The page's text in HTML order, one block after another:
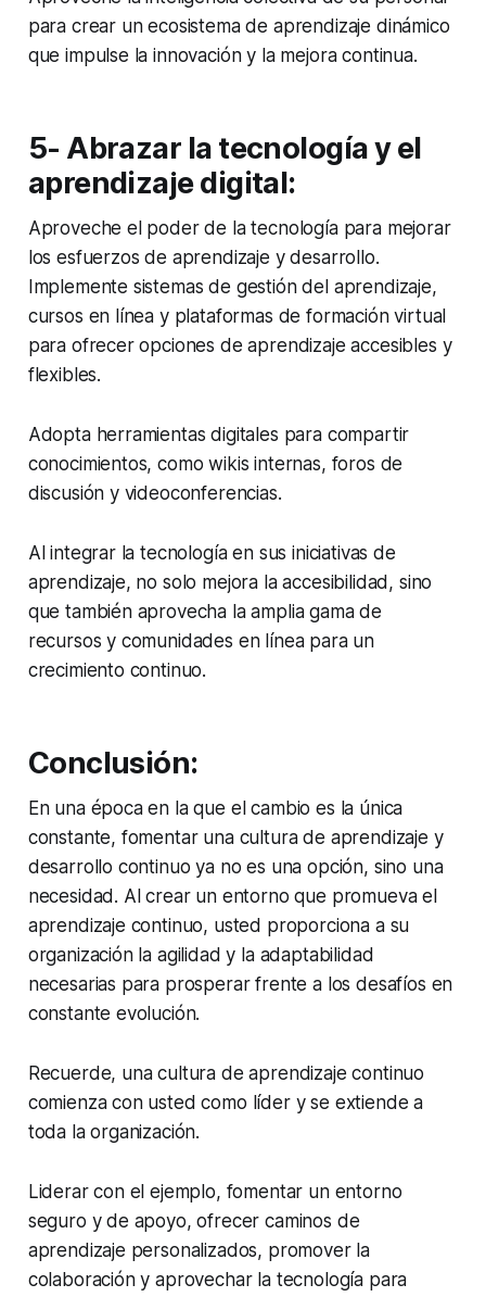
para crear un ecosistema de aprendizaje dinámico
que impulse la innovación y la mejora continua.
5- Abrazar la tecnología y el
aprendizaje digital:
Aproveche el poder de la tecnología para mejorar
los esfuerzos de aprendizaje y desarrollo.
Implemente sistemas de gestión del aprendizaje,
cursos en línea y plataformas de formación virtual
para ofrecer opciones de aprendizaje accesibles y
flexibles.
Adopta herramientas digitales para compartir
conocimientos, como wikis internas, foros de
discusión y videoconferencias.
Al integrar la tecnología en sus iniciativas de
aprendizaje, no solo mejora la accesibilidad, sino
que también aprovecha la amplia gama de
recursos y comunidades en línea para un
crecimiento continuo.
Conclusión:
En una época en la que el cambio es la única
constante, fomentar una cultura de aprendizaje y
desarrollo continuo ya no es una opción, sino una
necesidad. Al crear un entorno que promueva el
aprendizaje continuo, usted proporciona a su
organización la agilidad y la adaptabilidad
necesarias para prosperar frente a los desafíos en
constante evolución.
Recuerde, una cultura de aprendizaje continuo
comienza con usted como líder y se extiende a
toda la organización.
Liderar con el ejemplo, fomentar un entorno
seguro y de apoyo, ofrecer caminos de
aprendizaje personalizados, promover la
colaboración y aprovechar la tecnología para